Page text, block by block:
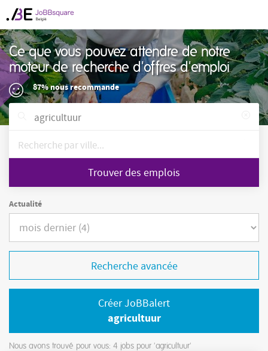
Ce que vous pouvez attendre de notre
moteur de recherche d'offres d'emploi
87% nous recommande
Trouver des emplois
Actualité
Recherche avancée
Créer JoBBalert
agricultuur
Nous avons trouvé pour vous: 4 jobs pour 'agricultuur'